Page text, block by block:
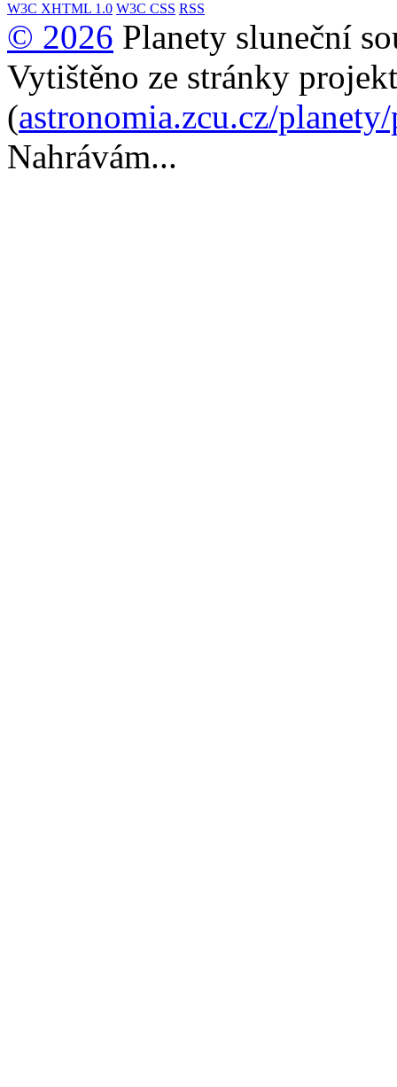
W3C XHTML 1.0 W3C CSS RSS
© 2026 Planety sluneční
Vytištěno ze stránky
(astronomia.zcu.cz/
Nahrávám...